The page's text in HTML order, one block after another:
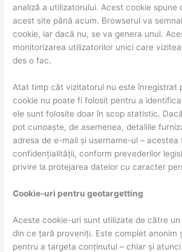
analiză a utilizatorului. Acest cookie spune
acest site până acum. Browserul va
cookie, iar dacă nu, se va genera unul.
monitorizarea utilizatorilor unici care
des o fac.
Atat timp cât vizitatorul nu este înregistrat
cookie nu poate fi folosit pentru a
ele sunt folosite doar în scop statistic.
pot cunoaște, de asemenea, detaliile
adresa de e-mail și username-ul – acestea
confidențialității, conform prevederilor
privire la protejarea datelor cu caracter
Cookie-uri pentru geotargetting
Aceste cookie-uri sunt utilizate de către
din ce țară proveniți. Este complet anonim
pentru a targeta conținutul – chiar și